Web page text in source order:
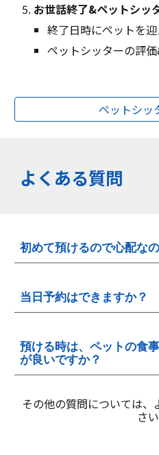
お世話終了&ペットシッ
終了日時にペットを迎
ペットシッターの評
ペットシッ
よくある質問
初めて預けるので心配なの
当日予約はできますか？
預ける時は、ペットの食
が良いですか？
その他の質問については
さい